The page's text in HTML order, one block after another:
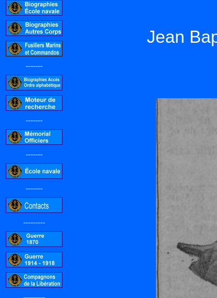
-------
-------
-------
-------
---------
Jean